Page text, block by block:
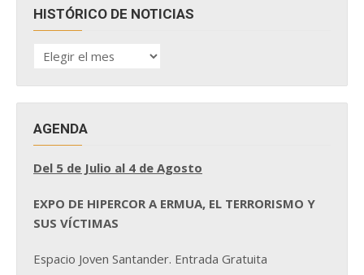
HISTÓRICO DE NOTICIAS
HISTÓRICO
DE
AGENDA
Del 5 de Julio al 4 de Agosto
EXPO DE HIPERCOR A ERMUA, EL TERRORISMO Y
SUS VÍCTIMAS
Espacio Joven Santander. Entrada Gratuita